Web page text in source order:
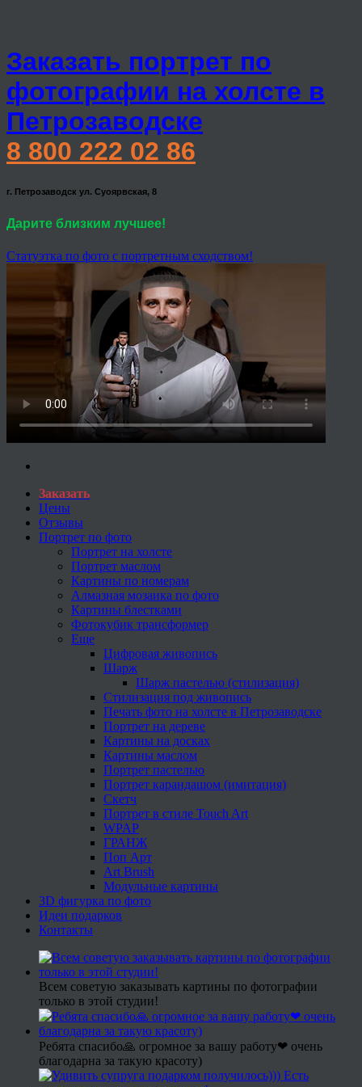
Заказать портрет по
фотографии на холсте в
Петрозаводске
8 800 222 02 86
г. Петрозаводск ул. Суоярвская, 8
Дарите близким лучшее!
Статуэтка по фото с портретным сходством!
Заказать
Цены
Отзывы
Портрет по фото
Портрет на холсте
Портрет маслом
Картины по номерам
Алмазная мозаика по фото
Картины блестками
Фотокубик трансформер
Еще
Цифровая живопись
Шарж
Шарж пастелью (стилизация)
Стилизация под живопись
Печать фото на холсте в Петрозаводске
Портрет на дереве
Картины на досках
Картины маслом
Портрет пастелью
Портрет карандашом (имитация)
Скетч
Портрет в стиле Touch Art
WPAP
ГРАНЖ
Поп Арт
Art Brush
Модульные картины
3D фигурка по фото
Идеи подарков
Контакты
Всем советую заказывать картины по фотографии
только в этой студии!
Ребята спасибо🙏 огромное за вашу работу❤ очень
благодарна за такую красоту)